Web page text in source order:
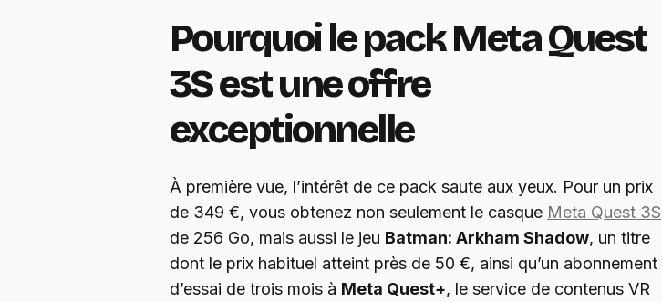
Pourquoi le pack Meta Quest
3S est une offre
exceptionnelle
À première vue, l’intérêt de ce pack saute aux yeux. Pour un prix
de 349 €, vous obtenez non seulement le casque Meta Quest 3S
de 256 Go, mais aussi le jeu Batman: Arkham Shadow, un titre
dont le prix habituel atteint près de 50 €, ainsi qu’un abonnement
d’essai de trois mois à Meta Quest+, le service de contenus VR